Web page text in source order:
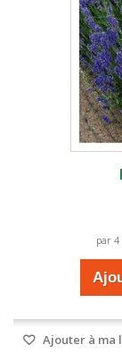
par 4
Ajouter à ma